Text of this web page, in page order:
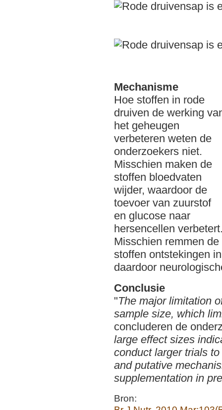
Mechanisme
Hoe stoffen in rode
druiven de werking
het geheugen
verbeteren weten de
onderzoekers niet.
Misschien maken de
stoffen bloedvaten
wijder, waardoor de
toevoer van zuurstof
en glucose naar
hersencellen
Misschien remmen de
stoffen ontstekingen
daardoor
Conclusie
"The major limitation
sample size, which
concluderen de
large effect sizes
conduct larger trials
and putative
supplementation in
Bron: